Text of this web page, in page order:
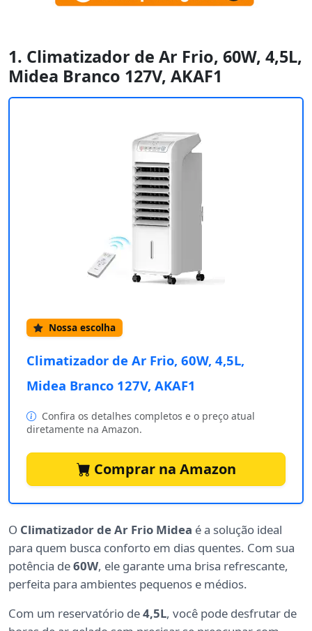
1. Climatizador de Ar Frio, 60W, 4,5L,
Midea Branco 127V, AKAF1
Nossa escolha
Climatizador de Ar Frio, 60W, 4,5L,
Midea Branco 127V, AKAF1
Confira os detalhes completos e o preço atual
diretamente na Amazon.
Comprar na Amazon
O Climatizador de Ar Frio Midea é a solução ideal
para quem busca conforto em dias quentes. Com sua
potência de60W, ele garante uma brisa refrescante,
perfeita para ambientes pequenos e médios.
Com um reservatório de4,5L, você pode desfrutar de